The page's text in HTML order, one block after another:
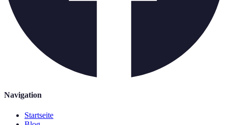
Navigation
Startseite